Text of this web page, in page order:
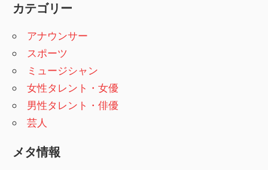
カテゴリー
アナウンサー
スポーツ
ミュージシャン
女性タレント・女優
男性タレント・俳優
芸人
メタ情報